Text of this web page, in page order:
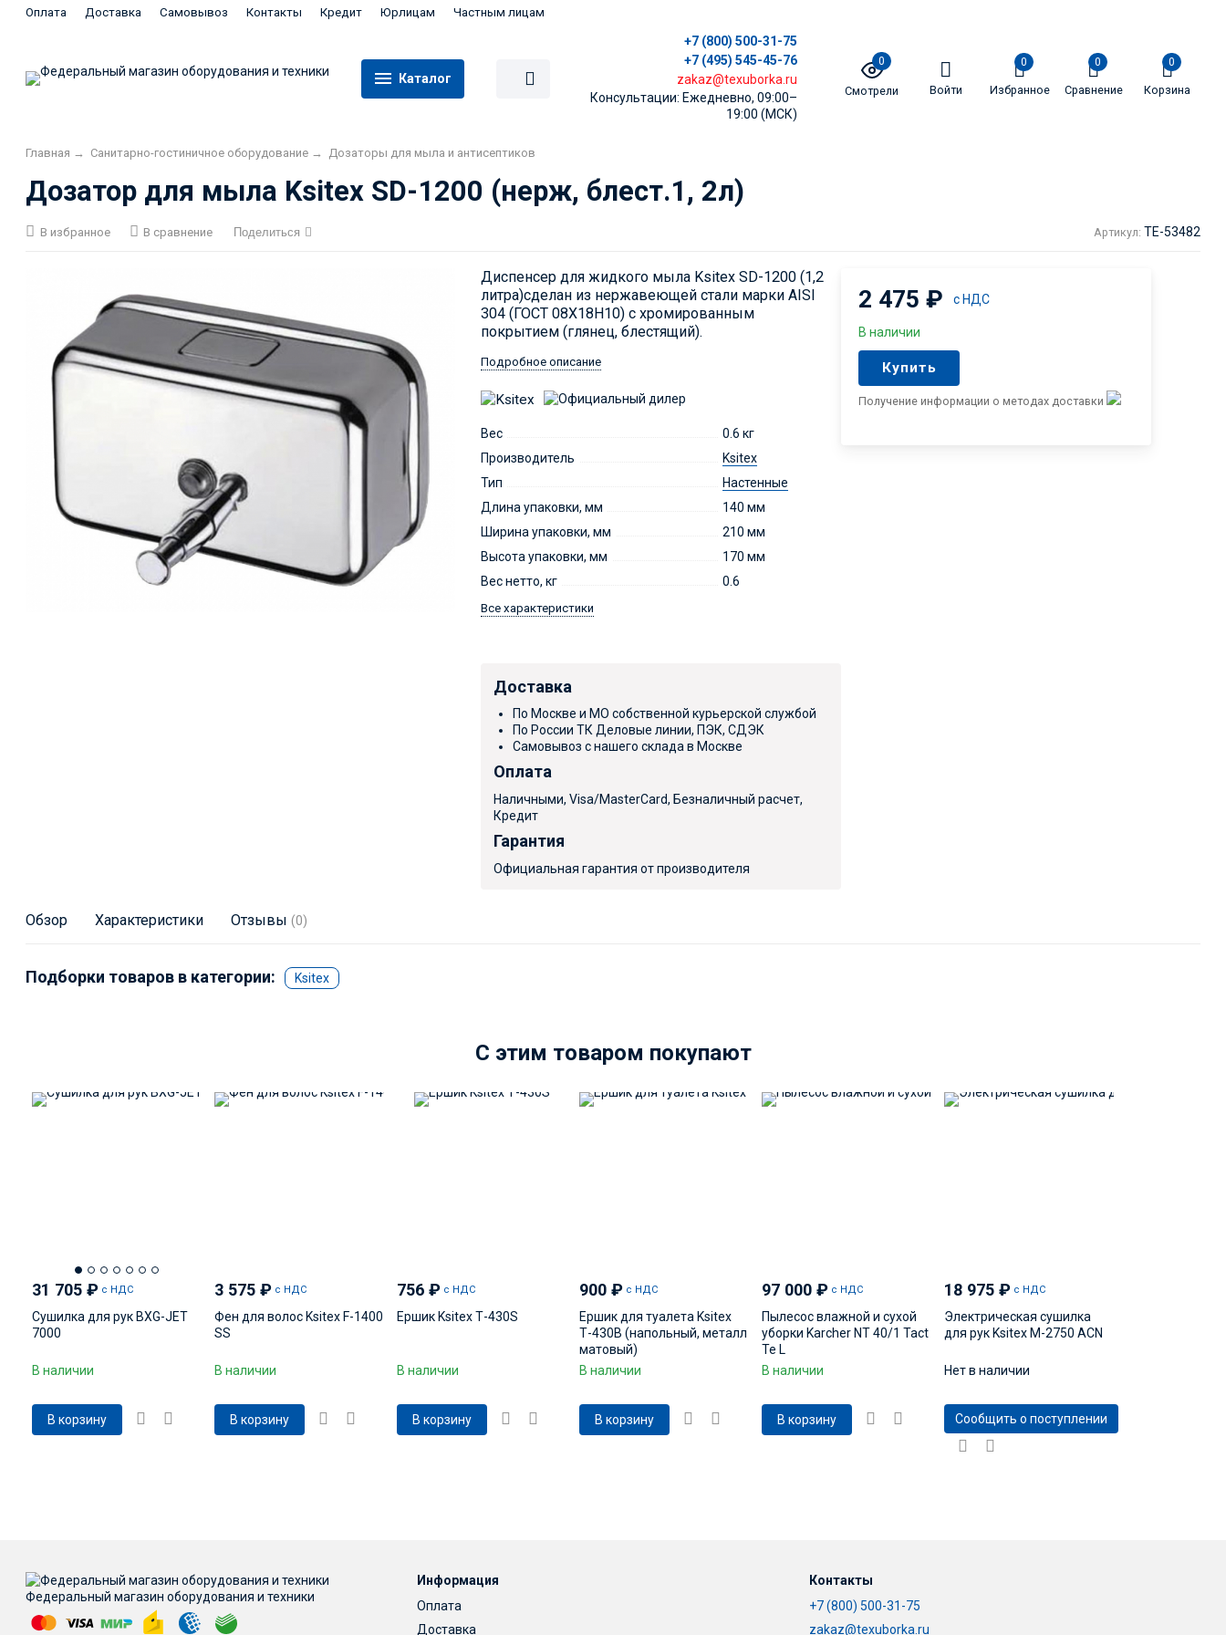
Оплата Доставка Самовывоз Контакты Кредит Юрлицам Частным лицам
Каталог
+7 (800) 500-31-75
+7 (495) 545-45-76
zakaz@texuborka.ru
Консультации: Ежедневно, 09:00–
19:00 (МСК)
0
Смотрели Войти
0
Избранное
0
Сравнение
0
Корзина
Главная → Санитарно-гостиничное оборудование → Дозаторы для мыла и антисептиков
Дозатор для мыла Ksitex SD-1200 (нерж, блест.1, 2л)
В избранное В сравнение Поделиться Артикул: TE-53482
Диспенсер для жидкого мыла Ksitex SD-1200 (1,2
литра)сделан из нержавеющей стали марки AISI
304 (ГОСТ 08Х18Н10) с хромированным
покрытием (глянец, блестящий).
Подробное описание
Вес
0.6 кг
Производитель
Ksitex
Тип
Настенные
Длина упаковки, мм
140 мм
Ширина упаковки, мм
210 мм
Высота упаковки, мм
170 мм
Вес нетто, кг
0.6
Все характеристики
2 475₽ с НДС
В наличии
Купить
Получение информации о методах доставки
Доставка
По Москве и МО собственной курьерской службой
По России ТК Деловые линии, ПЭК, СДЭК
Самовывоз с нашего склада в Москве
Оплата
Наличными, Visa/MasterCard, Безналичный расчет,
Кредит
Гарантия
Официальная гарантия от производителя
Обзор Характеристики Отзывы (0)
Подборки товаров в категории: Ksitex
C этим товаром покупают
31 705 ₽ с НДС
Сушилка для рук BXG-JET
7000
В наличии
В корзину
3 575 ₽ с НДС
Фен для волос Ksitex F-1400
SS
В наличии
В корзину
756 ₽ с НДС
Ершик Ksitex Т-430S
В наличии
В корзину
900 ₽ с НДС
Ершик для туалета Ksitex
Т-430B (напольный, металл
матовый)
В наличии
В корзину
97 000 ₽ с НДС
Пылесос влажной и сухой
уборки Karcher NT 40/1 Tact
Te L
В наличии
В корзину
18 975 ₽ с НДС
Электрическая сушилка
для рук Ksitex M-2750 AСN
Нет в наличии
Сообщить о поступлении
Федеральный магазин оборудования и техники
Информация
Оплата
Доставка
Контакты
+7 (800) 500-31-75
zakaz@texuborka.ru